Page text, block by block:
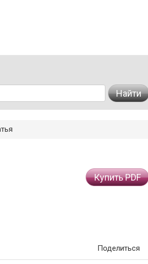
Найти
Купить PDF
Поделиться